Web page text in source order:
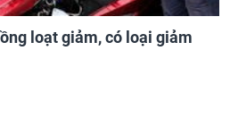
loạt giảm, có loại giảm